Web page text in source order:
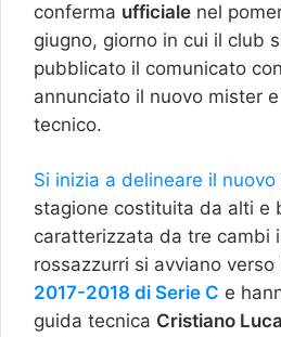
conferma ufficiale nel
giugno, giorno in cui il club
pubblicato il comunicato
annunciato il nuovo mister
tecnico.
Si inizia a delineare il nuovo
stagione costituita da alti e
caratterizzata da tre cambi
rossazzurri si avviano verso
2017-2018 di Serie C e
guida tecnica Cristiano